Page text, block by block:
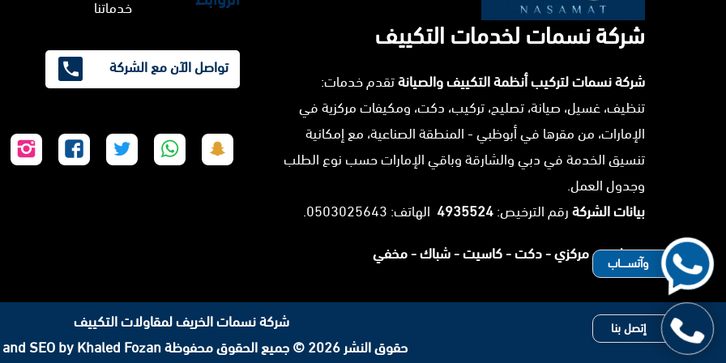
شركة نسمات لخدمات التكييف
شركة نسمات لتركيب أنظمة التكييف والصيانةتقدم خدمات:
تنظيف، غسيل، صيانة، تصليح، تركيب، دكت، ومكيفات مركزية في
الإمارات، من مقرها في أبوظبي - المنطقة الصناعية، مع إمكانية
تنسيق الخدمة في دبي والشارقة وباقي الإمارات حسب نوع الطلب
وجدول العمل.
بيانات الشركةرقم الترخيص:4935524 الهاتف: 0503025643.
سبليت -مركزي -دكت -كاسيت -شباك -مخفي
خدماتنا
تواصل الآن مع الشركة
على
على
على
على
على
شركة نسمات الخريف لمقاولات التكييف
حقوق النشر 2026 © جميع الحقوق محفوظة
SEO by Khaled Fozan
إتصل بنا
وآتســــاب